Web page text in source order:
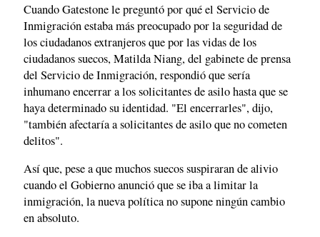
Cuando Gatestone le preguntó por qué el Servicio de
Inmigración estaba más preocupado por la seguridad de
los ciudadanos extranjeros que por las vidas de los
ciudadanos suecos, Matilda Niang, del gabinete de prensa
del Servicio de Inmigración, respondió que sería
inhumano encerrar a los solicitantes de asilo hasta que se
haya determinado su identidad. "El encerrarles", dijo,
"también afectaría a solicitantes de asilo que no cometen
delitos".
Así que, pese a que muchos suecos suspiraran de alivio
cuando el Gobierno anunció que se iba a limitar la
inmigración, la nueva política no supone ningún cambio
en absoluto.